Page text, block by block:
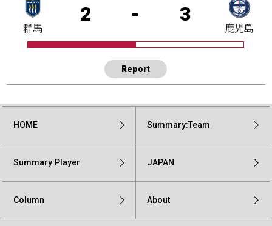
2 - 3
群馬 鹿児島
Report
HOME Summary:Team
Summary:Player JAPAN
Column About